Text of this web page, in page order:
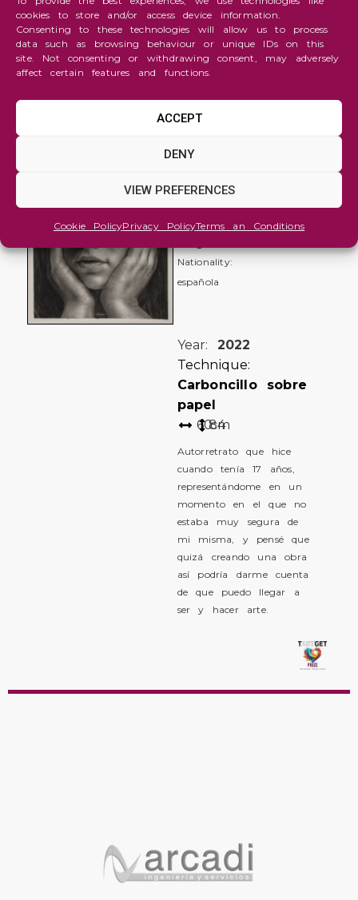
cookies to store and/or access device information.
Consenting to these technologies will allow us to process
data such as browsing behaviour or unique IDs on this
site. Not consenting or withdrawing consent, may adversely
affect certain features and functions.
ACCEPT
DENY
VIEW PREFERENCES
Cookie PolicyPrivacy PolicyTerms an Conditions
Youth
17
Caviedes
Nationality:
española
Year: 2022
Technique:
Carboncillo sobre
papel
6084
cm
Autorretrato que hice
cuando tenía 17 años,
representándome en un
momento en el que no
estaba muy segura de
mi misma, y pensé que
quizá creando una obra
así podría darme cuenta
de que puedo llegar a
ser y hacer arte.